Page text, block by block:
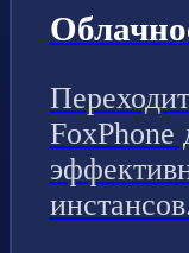
FoxPhone